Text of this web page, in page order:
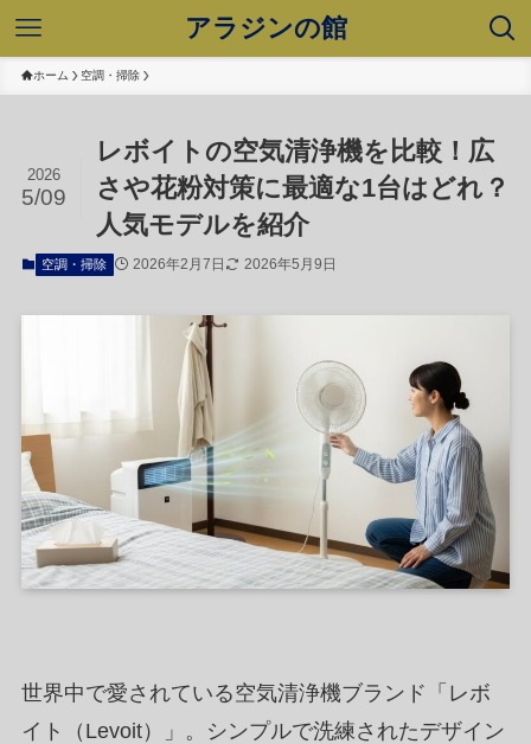
アラジンの館
ホーム 空調・掃除
レボイトの空気清浄機を比較！広
さや花粉対策に最適な1台はどれ？
人気モデルを紹介
2026
5/09
空調・掃除 2026年2月7日 2026年5月9日
世界中で愛されている空気清浄機ブランド「レボ
イト（Levoit）」。シンプルで洗練されたデザイン